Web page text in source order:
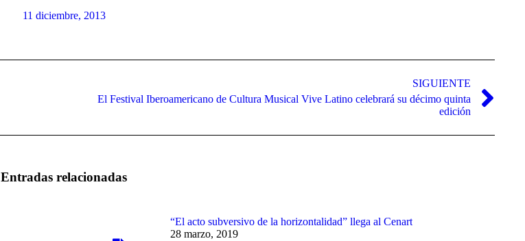
disminuir
volumen.
11 diciembre, 2013
SIGUIENTE
Publicación
El Festival Iberoamericano de Cultura Musical Vive Latino celebrará su décimo quinta
edición
Entradas relacionadas
“El acto subversivo de la horizontalidad” llega al Cenart
28 marzo, 2019